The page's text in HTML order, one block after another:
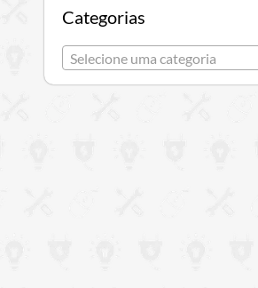
Categorias
Selecione uma categoria